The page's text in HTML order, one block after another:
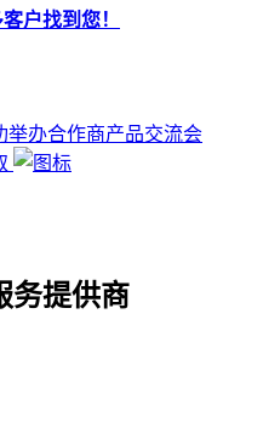
户找到您！
举办合作商产品交流会
务提供商